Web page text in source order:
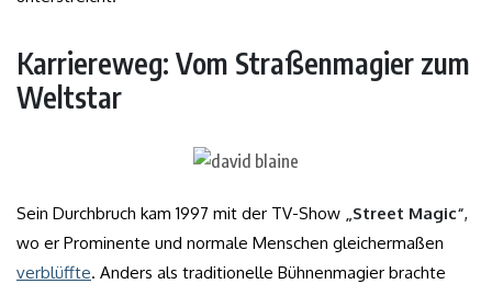
Karriereweg: Vom Straßenmagier zum
Weltstar
Sein Durchbruch kam 1997 mit der TV-Show „Street Magic“,
wo er Prominente und normale Menschen gleichermaßen
verblüffte. Anders als traditionelle Bühnenmagier brachte